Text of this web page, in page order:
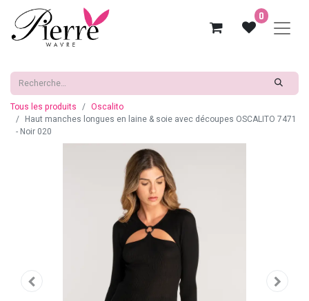
0
Tous les produits
Oscalito
Haut manches longues en laine & soie avec découpes OSCALITO 7471
- Noir 020